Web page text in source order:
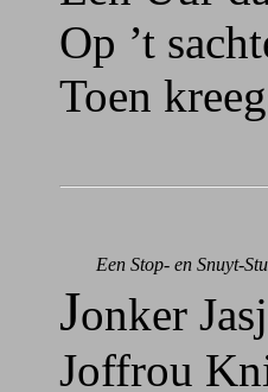
Op ’t
Toen
Een Stop- en Snuyt-
Jonker
Joffrou